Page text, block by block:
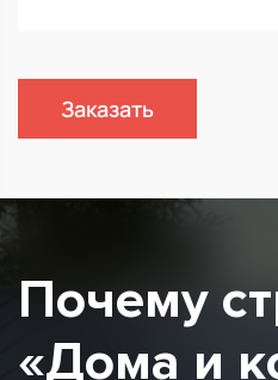
Заказать
Почему
«Дома и